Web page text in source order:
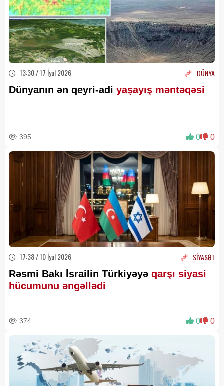
13:30 / 17 İyul 2026 DÜNYA
Dünyanın ən qeyri-adi yaşayış məntəqəsi
395 0 0
17:38 / 10 İyul 2026 SİYASƏT
Rəsmi Bakı İsrailin Türkiyəyə qarşı siyasi
hücumunu əngəllədi
374 0 0